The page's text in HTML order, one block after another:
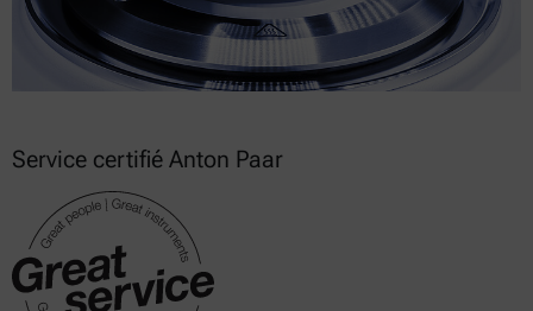
Service certifié Anton Paar